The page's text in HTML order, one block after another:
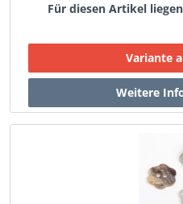
Für diesen Artikel